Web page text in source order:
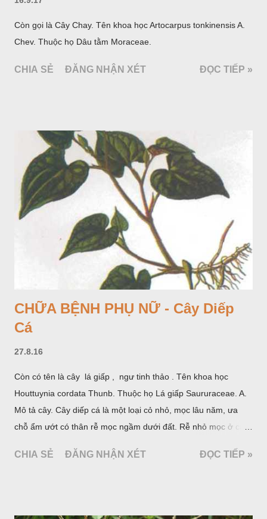
Còn gọi là Cây Chay. Tên khoa học Artocarpus tonkinensis A.
Chev. Thuộc họ Dâu tằm Moraceae.
CHIA SẺ ĐĂNG NHẬN XÉT ĐỌC TIẾP »
CHỮA BỆNH PHỤ NỮ - Cây Diếp
Cá
27.8.16
Còn có tên là cây lá giấp , ngư tinh thảo . Tên khoa học
Houttuynia cordata Thunb. Thuộc họ Lá giấp Saururaceae. A.
Mô tả cây. Cây diếp cá là một loại cỏ nhỏ, mọc lâu năm, ưa
chỗ ẩm ướt có thân rễ mọc ngầm dưới đất. Rễ nhỏ mọc ở các
cách, hình tim, đầu lá, hơi nhọn hay nhọn hẳn. Hoa nhỏ màu
CHIA SẺ ĐĂNG NHẬN XÉT ĐỌC TIẾP »